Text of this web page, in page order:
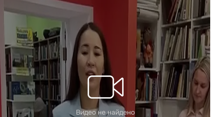
Видео не найдено